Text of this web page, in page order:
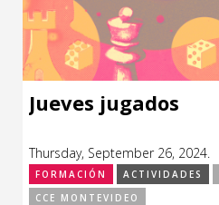
Jueves jugados
Thursday, September 26, 2024.
FORMACIÓN ACTIVIDADES
CCE MONTEVIDEO